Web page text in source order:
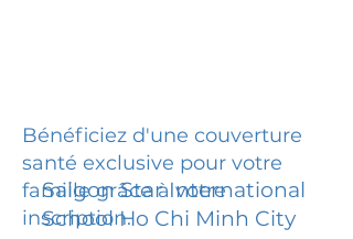
Bénéficiez d'une couverture
santé exclusive pour votre
famille grâce à votre
inscription.
Saigon Star International
School Ho Chi Minh City